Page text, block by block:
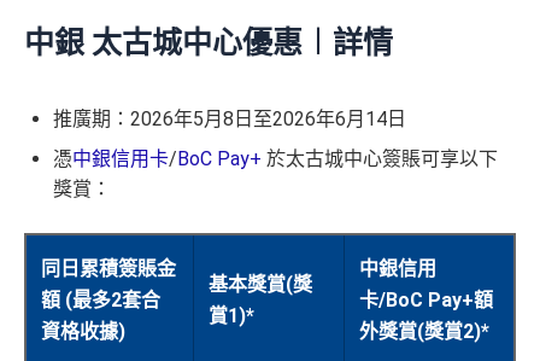
中銀 太古城中心優惠︱詳情
推廣期：2026年5月8日至2026年6月14日
憑中銀信用卡/ BoC Pay+ 於太古城中心簽賬可享以下
獎賞：
同日累積簽賬金
額 (最多2套合
資格收據)
基本獎賞(獎
賞1)*
中銀信用
卡/BoC Pay+額
外獎賞(獎賞2)*